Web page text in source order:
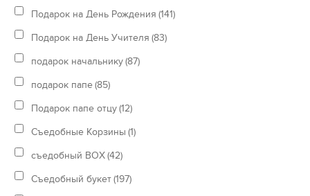
Подарок на День Рождения (141)
Подарок на День Учителя (83)
подарок начальнику(87)
подарок папе(85)
Подарок папе отцу(12)
Съедобные Корзины (1)
съедобный BOX(42)
Съедобный букет(197)